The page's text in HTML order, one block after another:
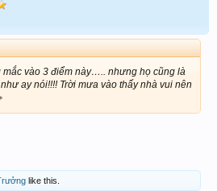
mắc vào 3 điểm này….. nhưng họ cũng là
ay nói!!!! Trời mưa vào thấy nhà vui nên
like this.